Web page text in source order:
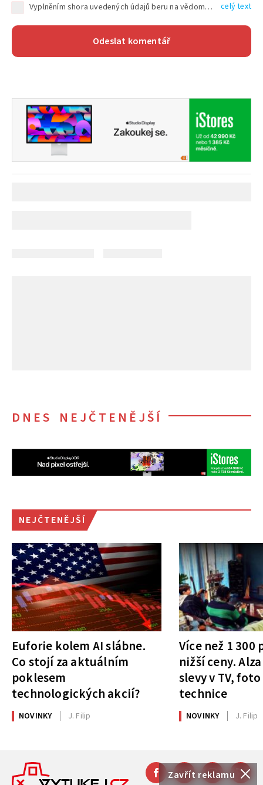
Zavřít reklamu
Vyplněním shora uvedených údajů beru na vědomí, že společnost TEXT FACTORY s.r.o., sídlem Brno, Durďákova 336/29, Černá Pole, PSČ: 613 00, IČ: 06157831, zapsané u Krajského soudu v Brně, oddíl C, vložka 100399, bude zpracovávat mé osobní údaje uvedené v rámci mnou vyplněného registračního formuláře na základě oprávněných zájmů TEXT FACTORY s.r.o. dle čl. 6 odst. 1 písm. f) GDPR a pro splnění právních povinností (čl. 6 odst. 1 písm. c) GDPR), a to pro tyto účely: nezbytnost zajistit oprávnění návštěvníka webových stránek provozovaných společností TEXT FACTORY s.r.o. přispívat aktivně ke zveřejněným článkům nebo v rámci diskusních fór a výkon práv TEXT FACTORY s.r.o. jako administrátora těchto diskusních fór. Více informací o zpracování osobních údajů a právech lze nalézt v celý text
DNES NEJČTENĚJŠÍ
NEJČTENĚJŠÍ
Euforie kolem AI slábne.
Co stojí za aktuálním
poklesem
technologických akcií?
NOVINKY J. Filip
Více než 1
nižší ceny.
slevy v TV,
technice
NOVINKY J. Filip